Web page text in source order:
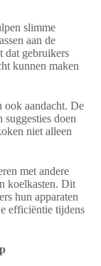
slimme
aan de
dat gebruikers
kunnen maken
ook aandacht. De
suggesties doen
niet alleen
met andere
koelkasten. Dit
hun apparaten
efficiëntie tijdens